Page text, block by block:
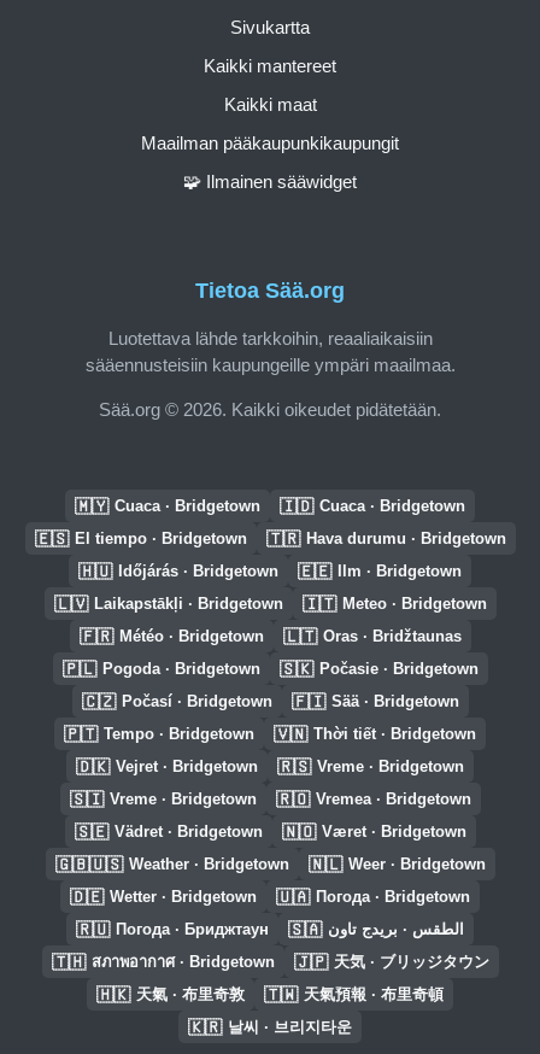
Tietoa Sää.org
Luotettava lähde tarkkoihin, reaaliaikaisiin
sääennusteisiin kaupungeille ympäri maailmaa.
Sää.org © 2026. Kaikki oikeudet pidätetään.
Sivukartta
Kaikki mantereet
Kaikki maat
Maailman pääkaupunkikaupungit
🧩 Ilmainen sääwidget
🇲🇾 Cuaca · Bridgetown 🇮🇩 Cuaca · Bridgetown
🇪🇸 El tiempo · Bridgetown 🇹🇷 Hava durumu · Bridgetown
🇭🇺 Időjárás · Bridgetown 🇪🇪 Ilm · Bridgetown
🇱🇻 Laikapstākļi · Bridgetown 🇮🇹 Meteo · Bridgetown
🇫🇷 Météo · Bridgetown 🇱🇹 Oras · Bridžtaunas
🇵🇱 Pogoda · Bridgetown 🇸🇰 Počasie · Bridgetown
🇨🇿 Počasí · Bridgetown 🇫🇮 Sää · Bridgetown
🇵🇹 Tempo · Bridgetown 🇻🇳 Thời tiết · Bridgetown
🇩🇰 Vejret · Bridgetown 🇷🇸 Vreme · Bridgetown
🇸🇮 Vreme · Bridgetown 🇷🇴 Vremea · Bridgetown
🇸🇪 Vädret · Bridgetown 🇳🇴 Været · Bridgetown
🇬🇧🇺🇸 Weather · Bridgetown 🇳🇱 Weer · Bridgetown
🇩🇪 Wetter · Bridgetown 🇺🇦 Погода · Bridgetown
🇷🇺 Погода · Бриджтаун 🇸🇦 الطقس · بريدج تاون
🇹🇭 สภาพอากาศ · Bridgetown 🇯🇵 天気 · ブリッジタウン
🇭🇰 天氣 · 布里奇敦 🇹🇼 天氣預報 · 布里奇頓
🇰🇷 날씨 · 브리지타운